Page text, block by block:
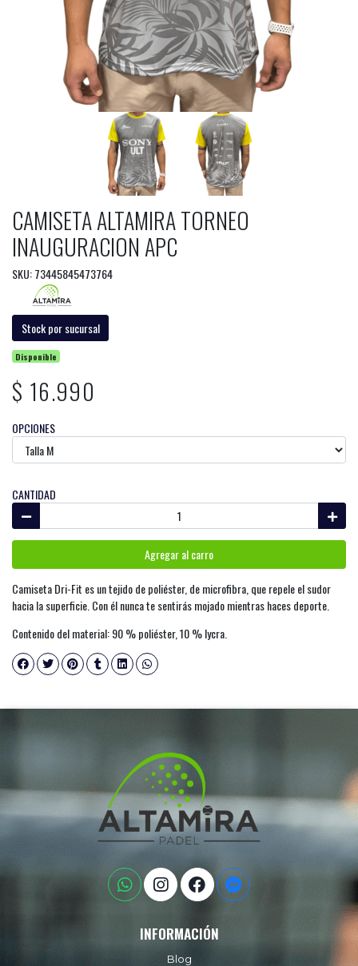
CAMISETA ALTAMIRA TORNEO
INAUGURACION APC
SKU: 73445845473764
Stock por sucursal
Disponible
$ 16.990
OPCIONES
CANTIDAD
Agregar al carro
Camiseta Dri-Fit es un tejido de poliéster, de microfibra, que repele el sudor
hacia la superficie. Con él nunca te sentirás mojado mientras haces deporte.
Contenido del material: 90 % poliéster, 10 % lycra.
INFORMACIÓN
Blog